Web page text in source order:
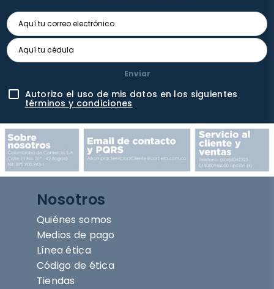
Enviar
Autorizo el uso de mis datos en los siguientes
términos y condiciones
Nosotros
Quiénes somos
Medios de pago
Línea ética
Código de ética
Tiendas